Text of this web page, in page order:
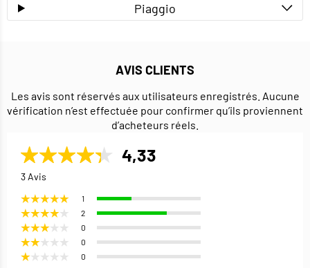
Piaggio
AVIS CLIENTS
Les avis sont réservés aux utilisateurs enregistrés. Aucune
vérification n’est effectuée pour confirmer qu’ils proviennent
d’acheteurs réels.
4,33
3 Avis
1
2
0
0
0